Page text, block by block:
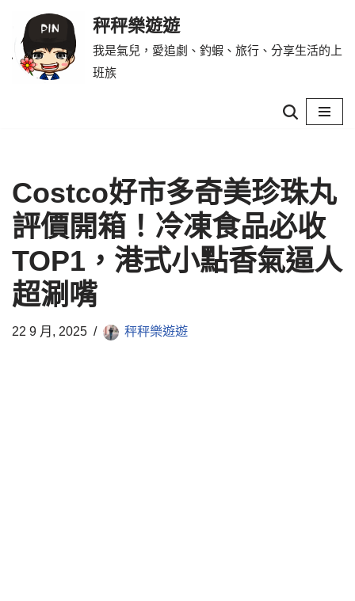
Skip
to
秤秤樂遊遊
我是氣兒，愛追劇、釣蝦、旅行、分享生活的上
班族
Costco好市多奇美珍珠丸
評價開箱！冷凍食品必收
TOP1，港式小點香氣逼人
超涮嘴
22 9 月, 2025 秤秤樂遊遊